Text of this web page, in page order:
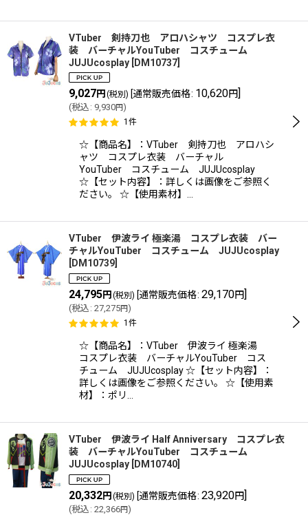
VTuber 剣持刀也 アロハシャツ コスプレ衣
装 バーチャルYouTuber コスチューム
JUJUcosplay [DM10737]
9,027円 (税別) [通常販売価格: 10,620円
(税込 : 9,930円)
1 件
☆【商品名】：VTuber 剣持刀也 アロハシ
ャツ コスプレ衣装 バーチャル
YouTuber コスチューム JUJUcosplay
☆【セット内容】：詳しくは画像をご参照く
ださい。 ☆【使用素材】…
VTuber 伊波ライ 極楽湯 コスプレ衣装 バー
チャルYouTuber コスチューム JUJUcosplay
DM10739
24,795円 (税別) [通常販売価格: 29,170円]
(税込 : 27,275円)
1 件
☆【商品名】：VTuber 伊波ライ 極楽湯
コスプレ衣装 バーチャルYouTuber コス
チューム JUJUcosplay ☆【セット内容】：
詳しくは画像をご参照ください。 ☆【使用素
材】：ポリ…
VTuber 伊波ライ Half Anniversary コスプレ衣
装 バーチャルYouTuber コスチューム
JUJUcosplay
DM10740
20,332円(税別) [通常販売価格: 23,920円]
(税込 : 22,366円)